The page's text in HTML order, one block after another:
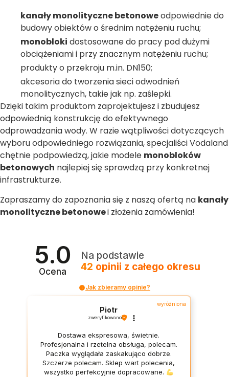
kanały monolityczne betonoweodpowiednie do
budowy obiektów o średnim natężeniu ruchu;
monobloki dostosowane do pracy pod dużymi
obciążeniami i przy znacznym natężeniu ruchu;
produkty o przekroju m.in. DN150;
akcesoria do tworzenia sieci odwodnień
monolitycznych, takie jak np. zaślepki.
Dzięki takim produktom zaprojektujesz i zbudujesz
odpowiednią konstrukcję do efektywnego
odprowadzania wody. W razie wątpliwości dotyczących
wyboru odpowiedniego rozwiązania, specjaliści Vodaland
chętnie podpowiedzą, jakie modele monobloków
betonowych najlepiej się sprawdzą przy konkretnej
infrastrukturze.
Zapraszamy do zapoznania się z naszą ofertą na kanały
monolityczne betonowei złożenia zamówienia!
5.0
Ocena
Na podstawie
42 opinii z całego okresu
Jak zbieramy opinie?
wyróżniona
Piotr
zweryfikowano
Dostawa ekspresowa, świetnie.
Profesjonalna i rzetelna obsługa, polecam.
Paczka wyglądała zaskakująco dobrze.
Szczerze polecam. Sklep wart polecenia,
wszystko perfekcyjnie dopracowane.